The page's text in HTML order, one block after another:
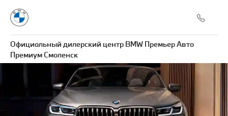
Официальный дилерский центр BMW Премьер Авто
Премиум Смоленск